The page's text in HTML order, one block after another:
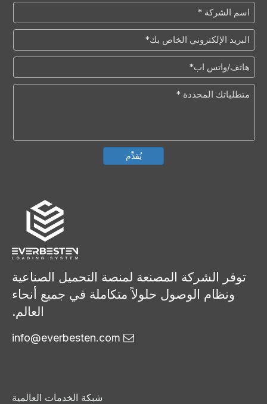
يُقدِّم
توفر الشركة المصنعة لمنصة التحميل الصناعية
ونظام الوصول حلولاً متكاملة في جميع أنحاء
العالم.

info@everbesten.com
شبكة الخدمات العالمية